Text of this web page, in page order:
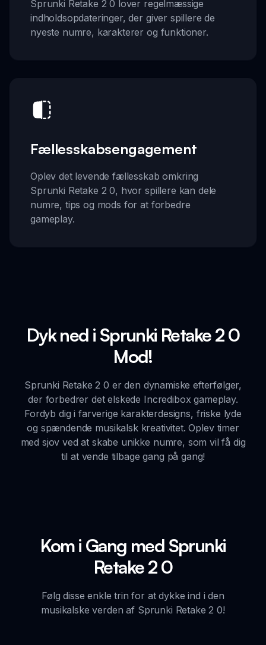
Sprunki Retake 2 0 lover regelmæssige
indholdsopdateringer, der giver spillere de
nyeste numre, karakterer og funktioner.
Fællesskabsengagement
Oplev det levende fællesskab omkring
Sprunki Retake 2 0, hvor spillere kan dele
numre, tips og mods for at forbedre
gameplay.
Dyk ned i Sprunki Retake 2 0
Mod!
Sprunki Retake 2 0 er den dynamiske efterfølger,
der forbedrer det elskede Incredibox gameplay.
Fordyb dig i farverige karakterdesigns, friske lyde
og spændende musikalsk kreativitet. Oplev timer
med sjov ved at skabe unikke numre, som vil få dig
til at vende tilbage gang på gang!
Kom i Gang med Sprunki
Retake 2 0
Følg disse enkle trin for at dykke ind i den
musikalske verden af Sprunki Retake 2 0!